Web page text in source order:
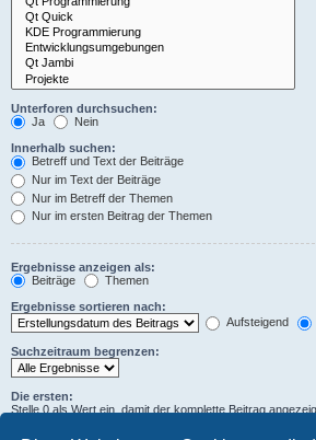
Unterforen durchsuchen:
Ja
Nein
Innerhalb suchen:
Betreff und Text der Beiträge
Nur im Text der Beiträge
Nur im Betreff der Themen
Nur im ersten Beitrag der Themen
Ergebnisse anzeigen als:
Beiträge
Themen
Ergebnisse sortieren nach:
Aufsteigend
Suchzeitraum begrenzen:
Die ersten:
Stelle 0 als Wert ein, damit der komplette Beitrag